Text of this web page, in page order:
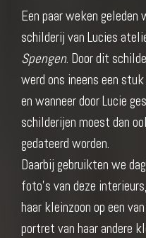
Een paar weken geleden
schilderij van Lucies
Spengen. Door dit
werd ons ineens een
en wanneer door Lucie
schilderijen moest dan
gedateerd worden.
Daarbij gebruikten we
foto’s van deze
haar kleinzoon op een
portret van haar andere